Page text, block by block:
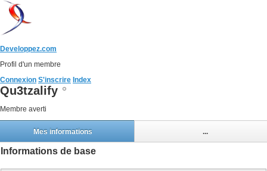
Developpez.com
Profil d'un membre
Connexion S'inscrire Index
Qu3tzalify
Membre averti
Mes informations ...
Informations de base